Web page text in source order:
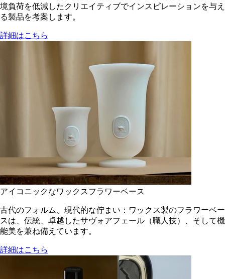
境負荷を低減した​クリエイティブでインスピレーションを与え
る製品を考案します。
詳細はこちら
アイコニックなワックスフラワーベース
古代のフォルム、現代的な佇まい：ワックス製のフラワーベー
スは、伝統、卓越したサヴォアフェール（職人技）、そして機
能美を兼ね備えています。
詳細はこちら